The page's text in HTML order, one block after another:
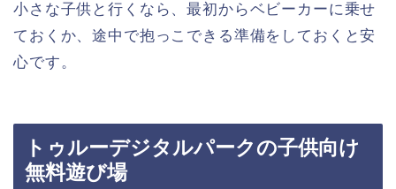
小さな子供と行くなら、最初からベビーカーに乗せ
ておくか、途中で抱っこできる準備をしておくと安
心です。
トゥルーデジタルパークの子供向け
無料遊び場